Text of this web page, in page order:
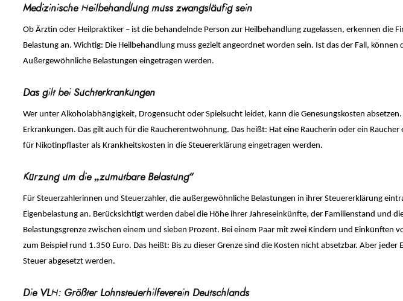
Medizinische Heilbehandlung muss zwangsläufig sein
Ob Ärztin oder Heilpraktiker – ist die behandelnde Person zur Heilbehandlung zugelassen, erkennen die
Belastung an. Wichtig: Die Heilbehandlung muss gezielt angeordnet worden sein. Ist das der Fall, können
Außergewöhnliche Belastungen eingetragen werden.
Das gilt bei Suchterkrankungen
Wer unter Alkoholabhängigkeit, Drogensucht oder Spielsucht leidet, kann die Genesungskosten
Erkrankungen. Das gilt auch für die Raucherentwöhnung. Das heißt: Hat eine Raucherin oder ein
für Nikotinpflaster als Krankheitskosten in die Steuererklärung eingetragen werden.
Kürzung um die „zumutbare Belastung“
Für Steuerzahlerinnen und Steuerzahler, die außergewöhnliche Belastungen in ihrer Steuererklärung
Eigenbelastung an. Berücksichtigt werden dabei die Höhe ihrer Jahreseinkünfte, der Familienstand und
Belastungsgrenze zwischen einem und sieben Prozent. Bei einem Paar mit zwei Kindern und Einkünften
zum Beispiel rund 1.350 Euro. Das heißt: Bis zu dieser Grenze sind die Kosten nicht absetzbar. Aber
Steuer abgesetzt werden.
Die VLH: Größter Lohnsteuerhilfeverein Deutschlands